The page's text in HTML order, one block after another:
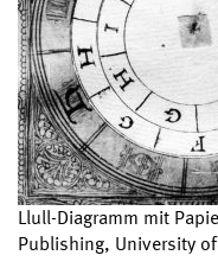
Llull-Diagramm mit
Publishing, University